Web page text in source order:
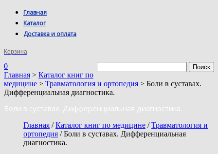
Главная
Каталог
Доставка и оплата
Корзина
0
Главная > Каталог книг по
медицине > Травматология и ортопедия > Боли в суставах.
Дифференциальная диагностика.
Боли в суставах. Дифференциальная диагностика.
Главная /Каталог книг по медицине /Травматология и
ортопедия / Боли в суставах. Дифференциальная
диагностика.